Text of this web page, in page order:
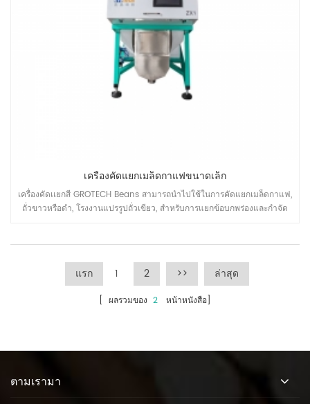
เครื่องคัดแยกเมล็ดกาแฟขนาดเล็ก
เครื่องคัดเเยกสี GROTECH Beans สามารถนำไปใช้ในการคัดแยกเมล็ดกาแฟ,
ถั่วขาวหรือดำ, โรงงานแปรรูปถั่วเขียว, สำหรับการแยกข้อบกพร่องและกำจัด
แรก 1 2 >> ล่าสุด
[ ผลรวมของ 2 หน้าหนังสือ]
ตามเรามา